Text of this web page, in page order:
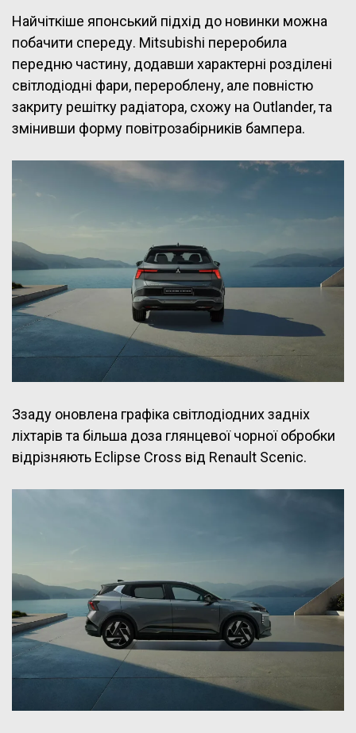
Найчіткіше японський підхід до новинки можна
побачити спереду. Mitsubishi переробила
передню частину, додавши характерні розділені
світлодіодні фари, перероблену, але повністю
закриту решітку радіатора, схожу на Outlander, та
змінивши форму повітрозабірників бампера.
Ззаду оновлена графіка світлодіодних задніх
ліхтарів та більша доза глянцевої чорної обробки
відрізняють Eclipse Cross від Renault Scenic.